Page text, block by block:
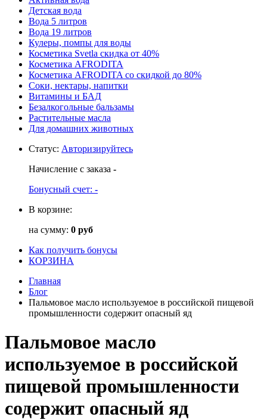
Детская вода
Вода 5 литров
Вода 19 литров
Кулеры, помпы для воды
Косметика Svetla скидка от 40%
Косметика AFRODITA
Косметика AFRODITA со скидкой до 80%
Соки, нектары, напитки
Витамины и БАД
Безалкогольные бальзамы
Растительные масла
Для домашних животных
Статус: Авторизируйтесь
Начисление с заказа -
Бонусный счет: -
В корзине:
на сумму: 0 руб
Как получить бонусы
КОРЗИНА
Главная
Блог
Пальмовое масло используемое в российской пищевой
промышленности содержит опасный яд
Пальмовое масло
используемое в российской
пищевой промышленности
содержит опасный яд